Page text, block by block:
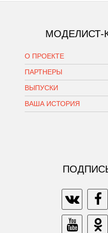
МОДЕЛИСТ-
О ПРОЕКТЕ
ПАРТНЕРЫ
ВЫПУСКИ
ВАША ИСТОРИЯ